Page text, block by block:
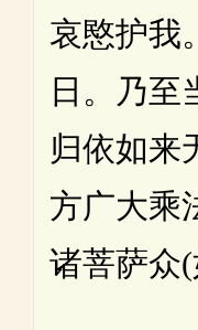
哀愍护我
日。乃至
归依如来
方广大乘
诸菩萨众